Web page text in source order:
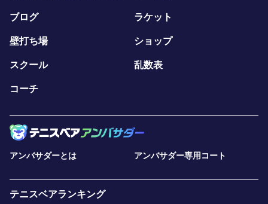
ブログ ラケット
壁打ち場 ショップ
スクール 乱数表
コーチ
アンバサダーとは アンバサダー専用コート
テニスベアランキング